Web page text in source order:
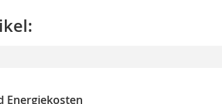
Energiekosten